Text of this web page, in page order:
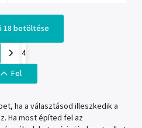
18 betöltése
4
Fel
ha a választásod illeszkedik a
Ha most építed fel az